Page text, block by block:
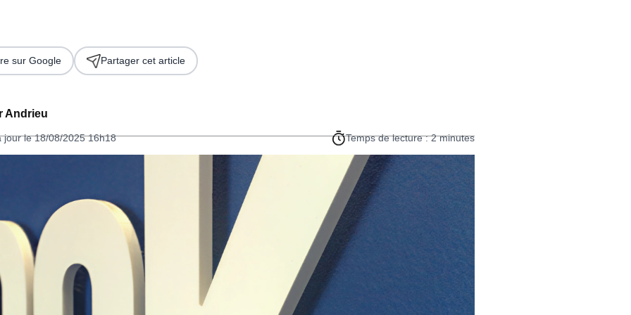
Andrieu
jour le 18/08/2025 16h18 Temps de lecture : 2 minutes
sur Google Partager cet article